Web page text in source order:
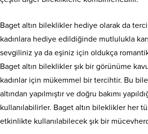
Baget altın bileklikler hediye olarak da
kadınlara hediye edildiğinde mutlulukla
sevgiliniz ya da eşiniz için oldukça
Baget altın bileklikler şık bir görünüme
kadınlar için mükemmel bir tercihtir. Bu
altından yapılmıştır ve doğru bakımı
kullanılabilirler. Baget altın bileklikler her
etkinlikte kullanılabilecek şık bir